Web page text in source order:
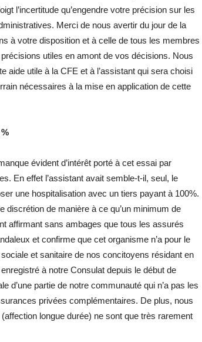
l’incertitude qu’engendre votre précision sur les
Merci de nous avertir du jour de la
à votre disposition et à celle de tous les membres
utiles en amont de vos décisions. Nous
aide utile à la CFE et à l’assistant qui sera choisi
nécessaires à la mise en application de cette
évident d’intérêt porté à cet essai par
En effet l’assistant avait semble-t-il, seul, le
une hospitalisation avec un tiers payant à 100%.
discrétion de manière à ce qu’un minimum de
affirmant sans ambages que tous les assurés
et confirme que cet organisme n’a pour le
et sanitaire de nos concitoyens résidant en
à notre Consulat depuis le début de
d’une partie de notre communauté qui n’a pas les
privées complémentaires. De plus, nous
longue durée) ne sont que très rarement